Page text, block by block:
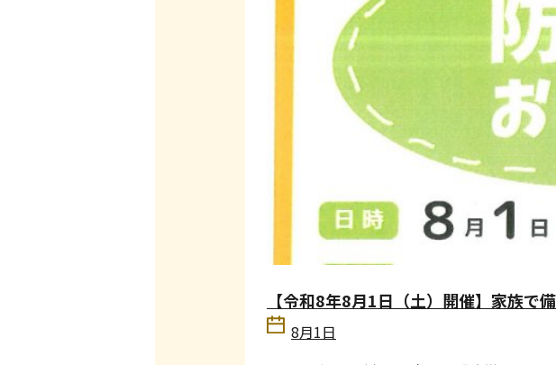
【令和8年8月1日（土）開催】家族
8月1日